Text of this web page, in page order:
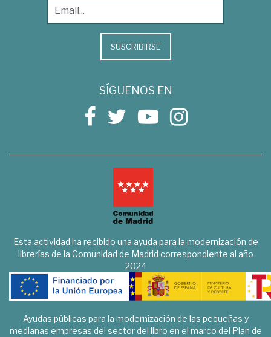
SUSCRIBIRSE
SÍGUENOS EN
Esta actividad ha recibido una ayuda para la modernización de
librerías de la Comunidad de Madrid correspondiente al año
2024
Ayudas públicas para la modernización de las pequeñas y
medianas empresas del sector del libro en el marco del Plan de